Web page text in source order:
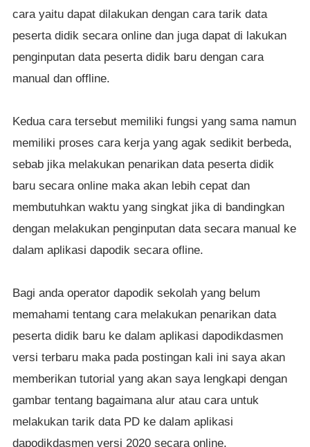
cara yaitu dapat dilakukan dengan cara tarik data
peserta didik secara online dan juga dapat di lakukan
penginputan data peserta didik baru dengan cara
manual dan offline.
Kedua cara tersebut memiliki fungsi yang sama namun
memiliki proses cara kerja yang agak sedikit berbeda,
sebab jika melakukan penarikan data peserta didik
baru secara online maka akan lebih cepat dan
membutuhkan waktu yang singkat jika di bandingkan
dengan melakukan penginputan data secara manual ke
dalam aplikasi dapodik secara ofline.
Bagi anda operator dapodik sekolah yang belum
memahami tentang cara melakukan penarikan data
peserta didik baru ke dalam aplikasi dapodikdasmen
versi terbaru maka pada postingan kali ini saya akan
memberikan tutorial yang akan saya lengkapi dengan
gambar tentang bagaimana alur atau cara untuk
melakukan tarik data PD ke dalam aplikasi
dapodikdasmen versi 2020 secara online.